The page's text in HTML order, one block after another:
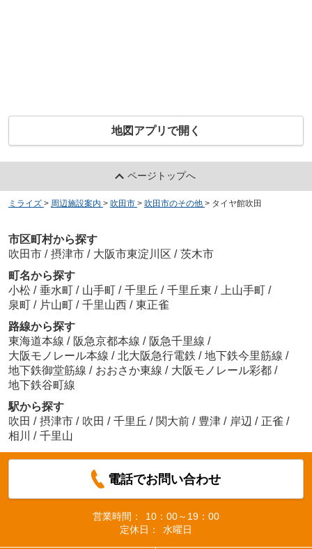
地図アプリで開く
ページトップへ
ミライズ > 周辺施設案内 > 吹田市 > 吹田市のその他 > タイヤ館吹田
市区町村から探す
吹田市 / 摂津市 / 大阪市東淀川区 / 茨木市
町名から探す
小松 / 垂水町 / 山手町 / 千里丘 / 千里丘東 / 上山手町 /
泉町 / 片山町 / 千里山西 / 東正雀
路線から探す
東海道本線 / 阪急京都本線 / 阪急千里線 /
大阪モノレール本線 / 北大阪急行電鉄 / 地下鉄今里筋線 /
地下鉄御堂筋線 / おおさか東線 / 大阪モノレール彩都 /
地下鉄谷町線
駅から探す
吹田 / 摂津市 / 吹田 / 千里丘 / 関大前 / 豊津 / 岸辺 / 正雀 /
相川
/ 千里山
電話でお問い合わせ
営業時間：
10：00～19：00
定休日：
水曜日